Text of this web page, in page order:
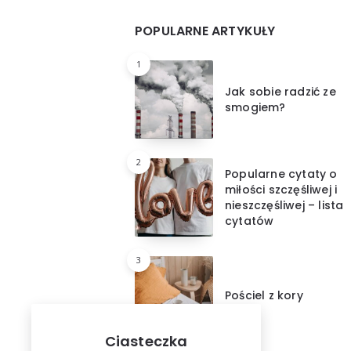
Widgets
POPULARNE ARTYKUŁY
1
Jak sobie radzić ze
smogiem?
2
Popularne cytaty o
miłości szczęśliwej i
nieszczęśliwej – lista
cytatów
3
Pościel z kory
Ciasteczka